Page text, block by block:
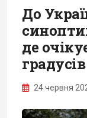
До
де
градусів
24 червня